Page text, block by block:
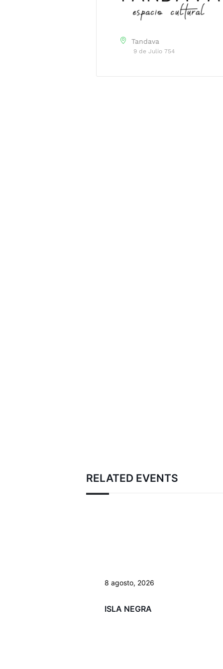
Tandava
9 de Julio 754
RELATED EVENTS
8 agosto, 2026
ISLA NEGRA